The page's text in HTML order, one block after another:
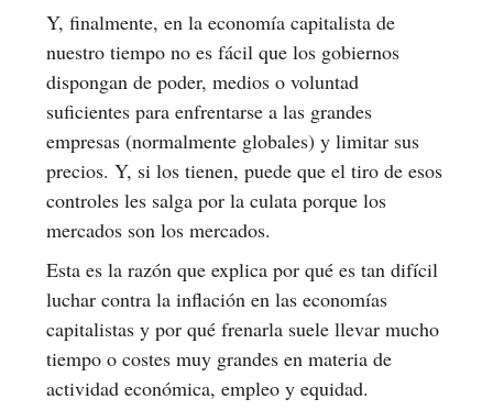
Y, finalmente, en la economía capitalista de
nuestro tiempo no es fácil que los gobiernos
dispongan de poder, medios o voluntad
suficientes para enfrentarse a las grandes
empresas (normalmente globales) y limitar sus
precios. Y, si los tienen, puede que el tiro de esos
controles les salga por la culata porque los
mercados son los mercados.
Esta es la razón que explica por qué es tan difícil
luchar contra la inflación en las economías
capitalistas y por qué frenarla suele llevar mucho
tiempo o costes muy grandes en materia de
actividad económica, empleo y equidad.